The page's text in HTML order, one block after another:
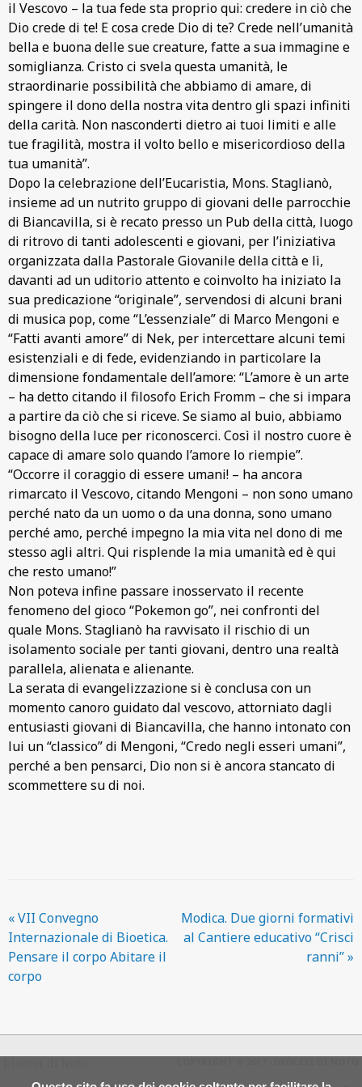
il Vescovo – la tua fede sta proprio qui: credere in ciò che
Dio crede di te! E cosa crede Dio di te? Crede nell’umanità
bella e buona delle sue creature, fatte a sua immagine e
somiglianza. Cristo ci svela questa umanità, le
straordinarie possibilità che abbiamo di amare, di
spingere il dono della nostra vita dentro gli spazi infiniti
della carità. Non nasconderti dietro ai tuoi limiti e alle
tue fragilità, mostra il volto bello e misericordioso della
tua umanità”.
Dopo la celebrazione dell’Eucaristia, Mons. Staglianò,
insieme ad un nutrito gruppo di giovani delle parrocchie
di Biancavilla, si è recato presso un Pub della città, luogo
di ritrovo di tanti adolescenti e giovani, per l’iniziativa
organizzata dalla Pastorale Giovanile della città e lì,
davanti ad un uditorio attento e coinvolto ha iniziato la
sua predicazione “originale”, servendosi di alcuni brani
di musica pop, come “L’essenziale” di Marco Mengoni e
“Fatti avanti amore” di Nek, per intercettare alcuni temi
esistenziali e di fede, evidenziando in particolare la
dimensione fondamentale dell’amore: “L’amore è un arte
– ha detto citando il filosofo Erich Fromm – che si impara
a partire da ciò che si riceve. Se siamo al buio, abbiamo
bisogno della luce per riconoscerci. Così il nostro cuore è
capace di amare solo quando l’amore lo riempie”.
“Occorre il coraggio di essere umani! – ha ancora
rimarcato il Vescovo, citando Mengoni – non sono umano
perché nato da un uomo o da una donna, sono umano
perché amo, perché impegno la mia vita nel dono di me
stesso agli altri. Qui risplende la mia umanità ed è qui
che resto umano!”
Non poteva infine passare inosservato il recente
fenomeno del gioco “Pokemon go”, nei confronti del
quale Mons. Staglianò ha ravvisato il rischio di un
isolamento sociale per tanti giovani, dentro una realtà
parallela, alienata e alienante.
La serata di evangelizzazione si è conclusa con un
momento canoro guidato dal vescovo, attorniato dagli
entusiasti giovani di Biancavilla, che hanno intonato con
lui un “classico” di Mengoni, “Credo negli esseri umani”,
perché a ben pensarci, Dio non si è ancora stancato di
scommettere su di noi.
«VII Convegno
Internazionale di Bioetica.
Pensare il corpo Abitare il
corpo
Modica. Due giorni formativi
al Cantiere educativo “Crisci
ranni”»